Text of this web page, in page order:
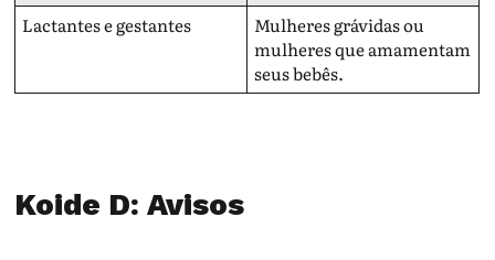
Lactantes e gestantes
Mulheres grávidas ou
mulheres que amamentam
seus bebês.
Koide D: Avisos